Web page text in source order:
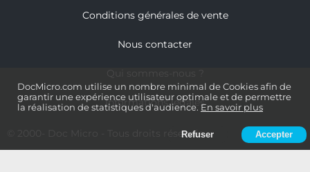
DocMicro.com utilise un nombre minimal de Cookies afin de
garantir une expérience utilisateur optimale et de permettre
la réalisation de statistiques d'audience. En savoir plus
Refuser Accepter
Conditions générales de vente
Nous contacter
Informations légales
- Tous droits réservés